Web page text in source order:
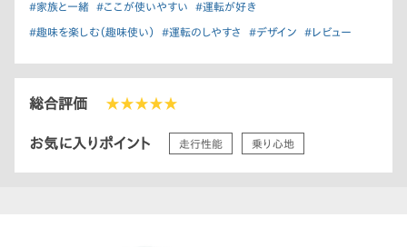
#家族と一緒 #ここが使いやすい #運転が好き
#趣味を楽しむ（趣味使い） #運転のしやすさ #デザイン #レビュー
総合評価 ★★★★★
お気に入りポイント 走行性能 乗り心地